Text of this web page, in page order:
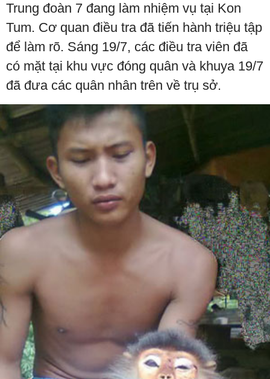
Trung đoàn 7 đang làm nhiệm vụ tại Kon
Tum. Cơ quan điều tra đã tiến hành triệu tập
để làm rõ. Sáng 19/7, các điều tra viên đã
có mặt tại khu vực đóng quân và khuya 19/7
đã đưa các quân nhân trên về trụ sở.